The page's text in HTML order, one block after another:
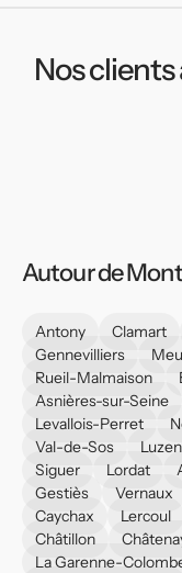
Nos
Autour de
Antony Clamart
Gennevilliers
Rueil-Malmaison
Asnières-sur-Seine
Levallois-Perret
Val-de-Sos
Siguer
Lordat
Gestiès
Vernaux
Caychax
Lercoul
Châtillon
La Garenne-